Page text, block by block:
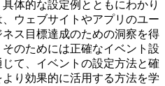
体的な設定例とともにわかり
ウェブサイトやアプリのユー
ス目標達成のための洞察を得
のためには正確なイベント設
て、イベントの設定方法と確
り効果的に活用する方法を学